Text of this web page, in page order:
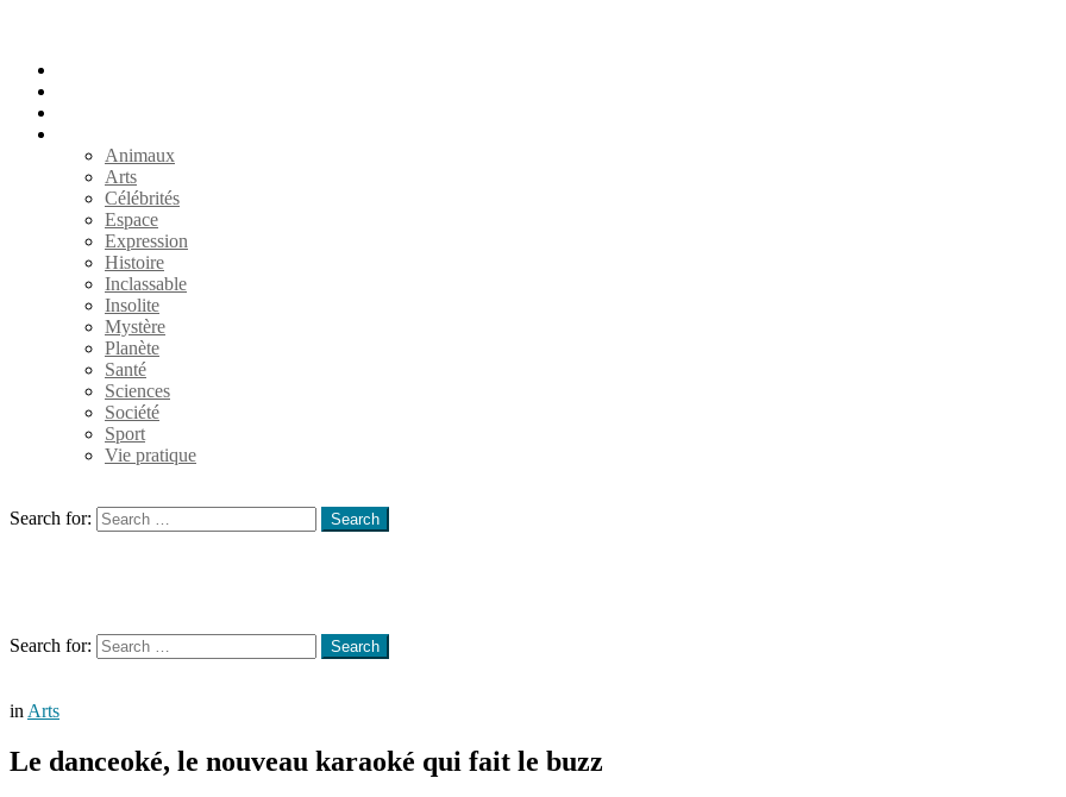
Animaux
Arts
Célébrités
Espace
Expression
Histoire
Inclassable
Insolite
Mystère
Planète
Santé
Sciences
Société
Sport
Vie pratique
Search for:
Search
Search for:
Search
in Arts
Le danceoké, le nouveau karaoké qui fait le buzz